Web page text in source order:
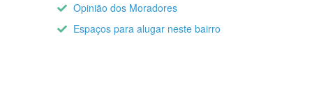
Opinião dos Moradores
Espaços para alugar neste bairro